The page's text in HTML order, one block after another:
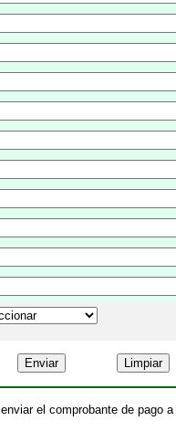
el comprobante de pago